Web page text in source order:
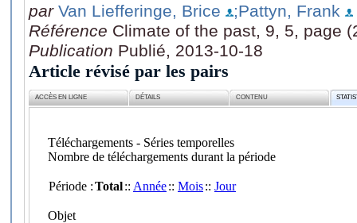
par Van Liefferinge, Brice
;Pattyn, Frank
Référence Climate of the past, 9, 5, page
Publication Publié, 2013-10-18
Article révisé par les pairs
ACCÈS EN LIGNE DÉTAILS CONTENU